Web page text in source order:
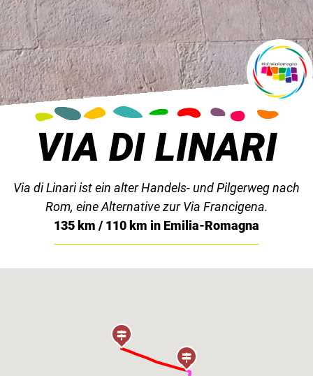
VIA DI LINARI
Via di Linari ist ein alter Handels- und Pilgerweg nach
Rom, eine Alternative zur Via Francigena.
135 km / 110 km in Emilia-Romagna